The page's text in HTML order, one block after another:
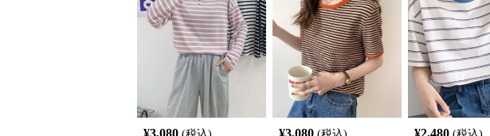
¥3,080 ¥3,080 ¥2,480